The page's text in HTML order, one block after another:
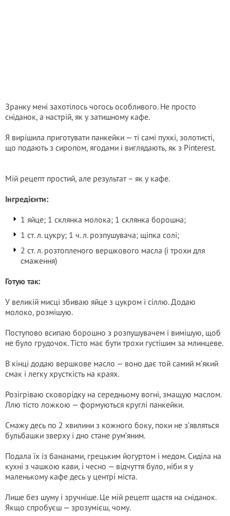
Зранку мені захотілось чогось особливого. Не просто
сніданок, а настрій, як у затишному кафе.
Я вирішила приготувати панкейки — ті самі пухкі, золотисті,
що подають з сиропом, ягодами і виглядають, як з Pinterest.
Мій рецепт простий, але результат – як у кафе.
Інгредієнти:
1 яйце; 1 склянка молока; 1 склянка борошна;
1 ст. л. цукру; 1 ч. л. розпушувача; щіпка солі;
2 ст. л. розтопленого вершкового масла (і трохи для
смаження)
Готую так:
У великій мисці збиваю яйце з цукром і сіллю. Додаю
молоко, розмішую.
Поступово всипаю борошно з розпушувачем і вимішую, щоб
не було грудочок. Тісто має бути трохи густішим за млинцеве.
В кінці додаю вершкове масло — воно дає той самий м’який
смак і легку хрусткість на краях.
Розігріваю сковорідку на середньому вогні, змащую маслом.
Ллю тісто ложкою — формуються круглі панкейки.
Смажу десь по 2 хвилини з кожного боку, поки не з’являться
бульбашки зверху і дно стане рум’яним.
Подала їх із бананами, грецьким йогуртом і медом. Сиділа на
кухні з чашкою кави, і чесно — відчуття було, ніби я у
маленькому кафе десь у центрі міста.
Лише без шуму і зручніше. Це мій рецепт щастя на сніданок.
Якщо спробуєш — зрозумієш, чому.